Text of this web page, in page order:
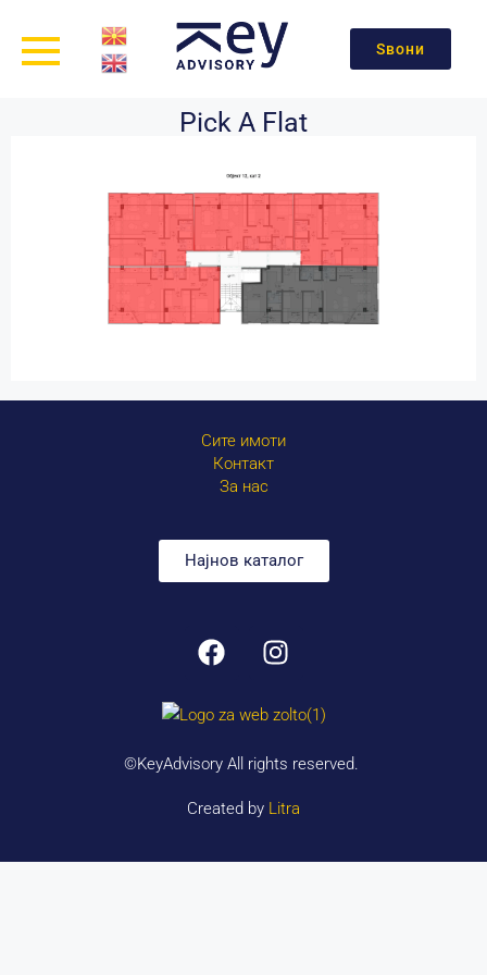
Ѕвони
Pick A Flat
Сите имоти
Контакт
За нас
Најнов каталог
©KeyAdvisory All rights reserved.
Created by Litra